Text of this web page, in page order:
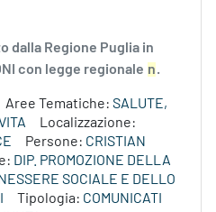
dalla Regione Puglia in
con legge regionale n.
Aree Tematiche: SALUTE,
Localizzazione:
Persone: CRISTIAN
DIP. PROMOZIONE DELLA
SOCIALE E DELLO
Tipologia: COMUNICATI